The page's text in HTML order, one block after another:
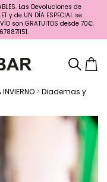
Las Devoluciones de
y de UN DÍA ESPECIAL se
son GRATUITOS desde 70€.
> Diademas y